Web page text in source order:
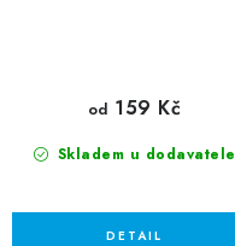
Skladem u dodavatele
od 159 Kč